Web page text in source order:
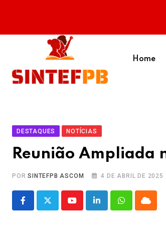
content
Home
DESTAQUES NOTÍCIAS
Reunião Ampliada
PORSINTEFPB ASCOM 4 DE ABRIL DE 2025
YoutubeLinkedInWhatsappCloud